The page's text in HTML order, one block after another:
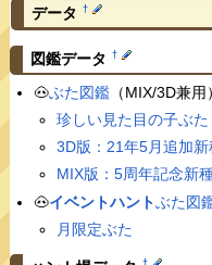
データ †
図鑑データ †
🐽ぶた図鑑（MIX/3D兼用）
珍しい見た目の子ぶた
3D版：21年5月追加新
MIX版：5周年記念新
🐽イベントハントぶた図
月限定ぶた